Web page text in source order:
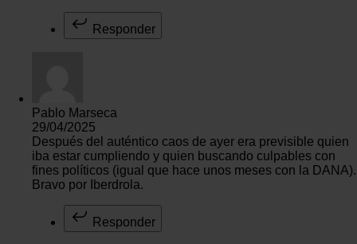
Responder
Pablo Marseca
29/04/2025
Después del auténtico caos de ayer era previsible quien
iba estar cumpliendo y quien buscando culpables con
fines políticos (igual que hace unos meses con la DANA).
Bravo por Iberdrola.
Responder